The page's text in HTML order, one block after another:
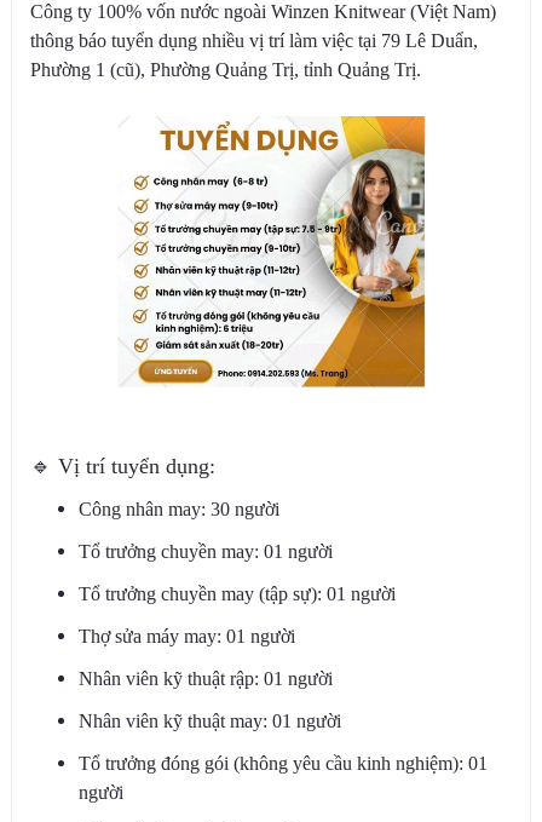
Công ty 100% vốn nước ngoài Winzen Knitwear (Việt Nam)
thông báo tuyển dụng nhiều vị trí làm việc tại 79 Lê Duẩn,
Phường 1 (cũ), Phường Quảng Trị, tỉnh Quảng Trị.
🔹 Vị trí tuyển dụng:
Công nhân may: 30 người
Tổ trưởng chuyền may: 01 người
Tổ trưởng chuyền may (tập sự): 01 người
Thợ sửa máy may: 01 người
Nhân viên kỹ thuật rập: 01 người
Nhân viên kỹ thuật may: 01 người
Tổ trưởng đóng gói (không yêu cầu kinh nghiệm): 01
người